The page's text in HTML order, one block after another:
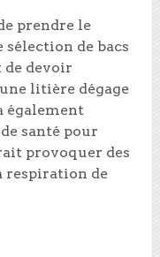
prendre le
de bacs
devoir
litière dégage
également
santé pour
provoquer des
respiration de